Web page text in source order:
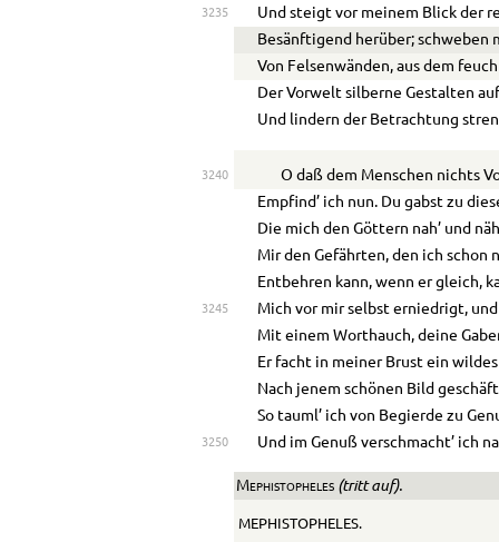
3235
Und steigt vor meinem Blick der
Besänftigend herüber; schweben
Von Felsenwänden, aus dem
Der Vorwelt silberne Gestalten
Und lindern der Betrachtung
3240
O daß dem Menschen nichts
Empfind’ ich nun. Du gabst zu
Die mich den Göttern nah’ und
Mir den Gefährten, den ich schon
Entbehren kann, wenn er gleich,
3245
Mich vor mir selbst erniedrigt,
Mit einem Worthauch, deine
Er facht in meiner Brust ein
Nach jenem schönen Bild
So tauml’ ich von Begierde zu
3250 Und im Genuß verschmacht’ ich
Mephistopheles(tritt auf).
MEPHISTOPHELES.